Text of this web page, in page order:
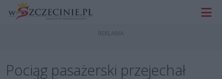
Pociąg pasażerski przejechał